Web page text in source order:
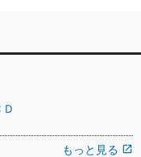
もっと見る open_in_new